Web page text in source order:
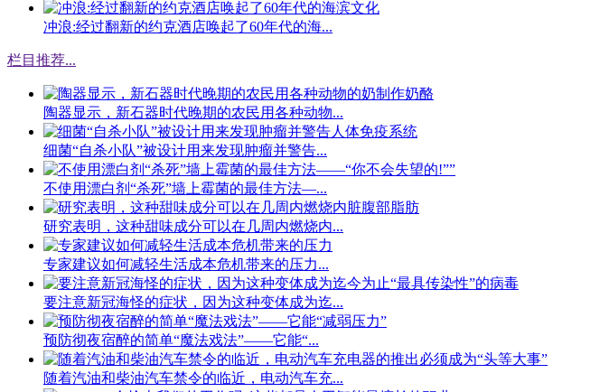
冲浪:经过翻新的约克酒店唤起了60年代的海...
栏目推荐...
陶器显示，新石器时代晚期的农民用各种动物...
细菌“自杀小队”被设计用来发现肿瘤并警告...
不使用漂白剂“杀死”墙上霉菌的最佳方法—...
研究表明，这种甜味成分可以在几周内燃烧内...
专家建议如何减轻生活成本危机带来的压力...
要注意新冠海怪的症状，因为这种变体成为迄...
预防彻夜宿醉的简单“魔法戏法”——它能“...
随着汽油和柴油汽车禁令的临近，电动汽车充...